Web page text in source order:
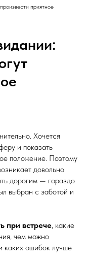
приятное
Хочется
и показать
положение. Поэтому
довольно
дорогим — гораздо
выбран с заботой и
при встрече, какие
чем можно
каких ошибок лучше